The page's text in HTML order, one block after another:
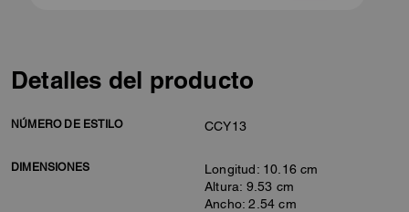
Detalles del producto
NÚMERO DE ESTILO CCY13
DIMENSIONES
Longitud: 10.16 cm
Altura: 9.53 cm
Ancho: 2.54 cm